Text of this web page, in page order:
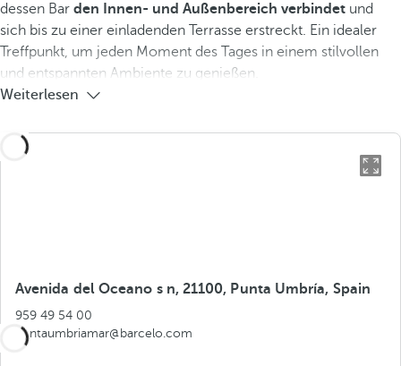
dessen Bar den Innen- und Außenbereich verbindet und
sich bis zu einer einladenden Terrasse erstreckt. Ein idealer
Treffpunkt, um jeden Moment des Tages in einem stilvollen
und entspannten Ambiente zu genießen.
Weiterlesen
Avenida del Oceano s n, 21100, Punta Umbría, Spain
959 49 54 00
puntaumbriamar@barcelo.com